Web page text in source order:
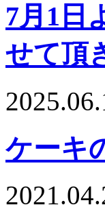
7月1日
せて頂
ケーキ